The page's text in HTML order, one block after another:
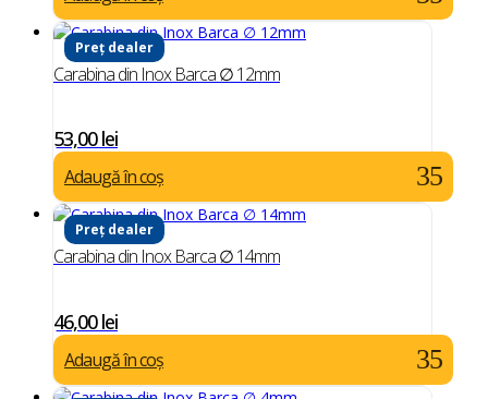
Preț dealer
Carabina din Inox Barca ∅ 12mm
53,00lei
Adaugă în coș
Preț dealer
Carabina din Inox Barca ∅ 14mm
46,00lei
Adaugă în coș